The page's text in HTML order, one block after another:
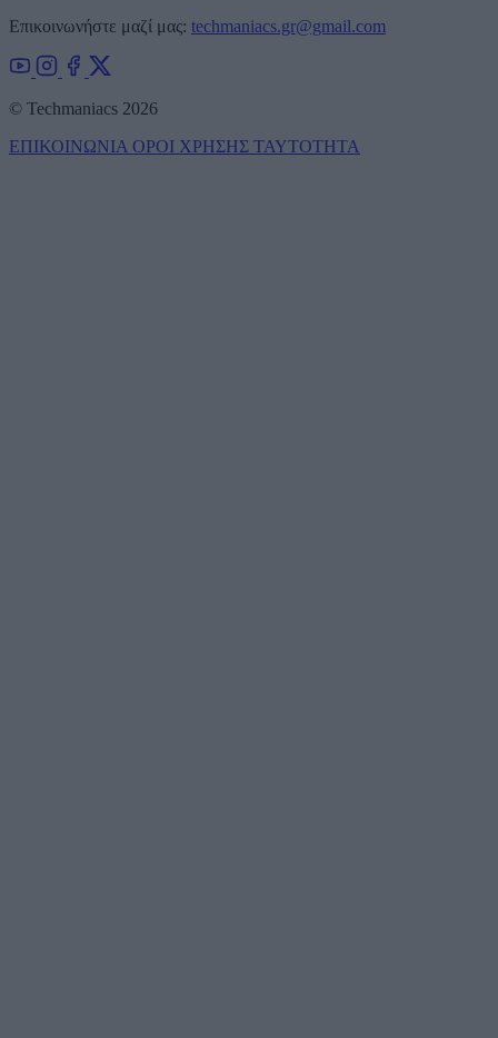
Επικοινωνήστε μαζί μας: techmaniacs.gr@gmail.com
© Techmaniacs 2026
ΕΠΙΚΟΙΝΩΝΙΑ ΟΡΟΙ ΧΡΗΣΗΣ ΤΑΥΤΟΤΗΤΑ